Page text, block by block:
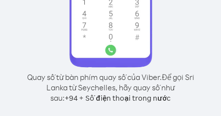
Quay số từ bàn phím quay số của Viber.Để gọi Sri
Lanka từ Seychelles, hãy quay số như
sau:+94 + Số điện thoại trong nước